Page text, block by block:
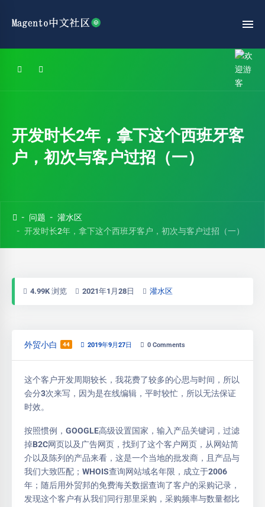
开发时长2年，拿下这个西班牙客
户，初次与客户过招（一）
问题
灌水区
开发时长2年，拿下这个西班牙客户，初次与客户过招（一）
4.99K 浏览 2021年1月28日 灌水区
外贸小白 44 2019年9月27日 0 Comments
这个客户开发周期较长，我花费了较多的心思与时间，所以
会分3次来写，因为是在线编辑，平时较忙，所以无法保证
时效。
按照惯例，GOOGLE高级设置国家，输入产品关键词，过滤
掉B2C网页以及广告网页，找到了这个客户网页，从网站简
介以及陈列的产品来看，这是一个当地的批发商，且产品与
我们大致匹配；WHOIS查询网站域名年限，成立于2006
年；随后用外贸邦的免费海关数据查询了客户的采购记录，
发现这个客户有从我们同行那里采购，采购频率与数量都比